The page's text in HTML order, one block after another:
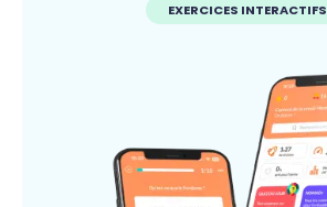
EXERCICES INTERACTIFS